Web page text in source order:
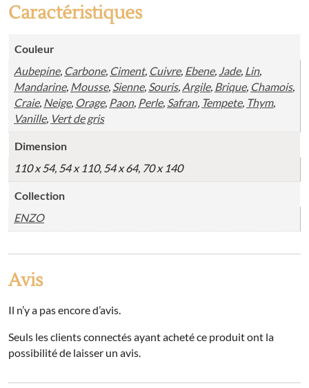
Caractéristiques
Couleur
Aubepine, Carbone, Ciment, Cuivre, Ebene, Jade, Lin,
Mandarine, Mousse, Sienne, Souris, Argile, Brique, Chamois,
Craie, Neige, Orage, Paon, Perle, Safran, Tempete, Thym,
Vanille, Vert de gris
Dimension
110 x 54, 54 x 110, 54 x 64, 70 x 140
Collection
ENZO
Avis
Il n’y a pas encore d’avis.
Seuls les clients connectés ayant acheté ce produit ont la
possibilité de laisser un avis.